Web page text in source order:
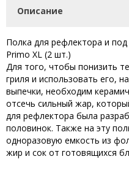
Описание
Полка для рефлектора и
Primo XL (2 шт.)
Для того, чтобы понизить
гриля и использовать его,
выпечки, необходим
отсечь сильный жар,
для рефлектора была
половинок. Также на эту
одноразовую емкость из
жир и сок от готовящихся